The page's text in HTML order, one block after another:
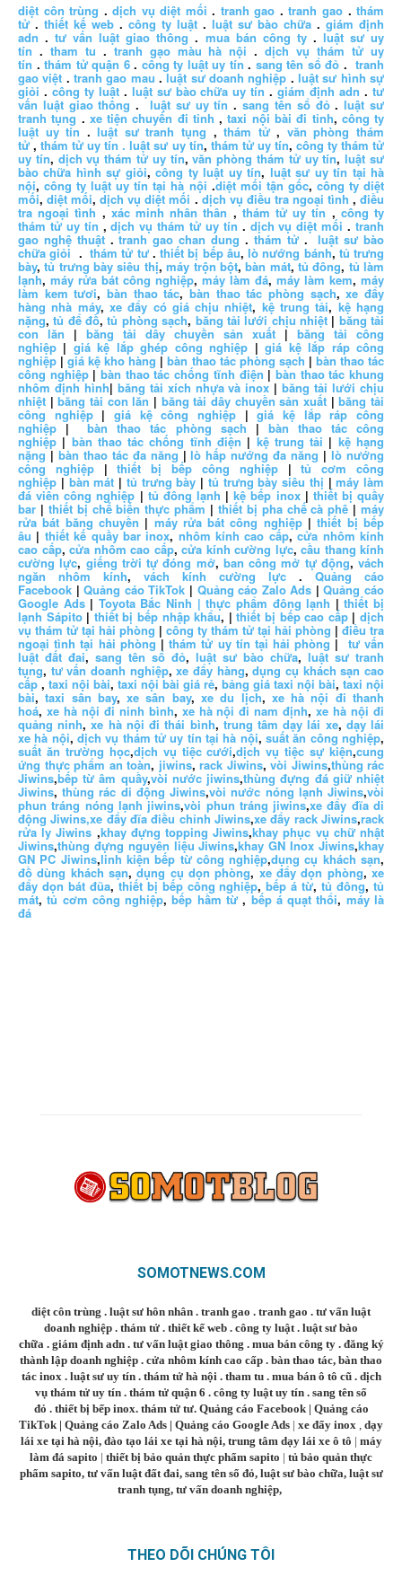
diệt côn trùng .dịch vụ diệt mối . tranh gao .tranh gao .thám
tử. thiết kế web . công ty luật . luật sư bào chữa .giám định
adn .tư vấn luật giao thông. mua bán công ty. luật sư uy
tín . tham tu .tranh gạo màu hà nội .dịch vụ thám tử uy
tín .thám tử quận 6. công ty luật uy tín . sang tên sổ đỏ .tranh
gao việt .tranh gao mau .luật sư doanh nghiệp .luật sư hình sự
giỏi . công ty luật. luật sư bào chữa uy tín .giám định adn .tư
vấn luật giao thông .luật sư uy tín .sang tên sổ đỏ.luật sư
tranh tụng . xe tiện chuyến đi tỉnh ,taxi nội bài đi tỉnh, công ty
luật uy tín .luật sư tranh tụng ,thám tử, văn phòng thám
tử,thám tử uy tín . luật sư uy tín, thám tử uy tín, công ty thám tử
uy tín, dịch vụ thám tử uy tín,văn phòng thám tử uy tín,luật sư
bào chữa hình sự giỏi,công ty luật uy tín, luật sư uy tín tại hà
nội,công ty luật uy tín tại hà nội .diệt mối tận gốc, công ty diệt
mối,diệt mối,dịch vụ diệt mối .dịch vụ điều tra ngoại tình ,điều
tra ngoại tình ,xác minh nhân thân ,thám tử uy tín , công ty
thám tử uy tín ,dịch vụ thám tử uy tín . dịch vụ diệt mối .tranh
gao nghệ thuật.tranh gao chan dung . thám tử.luật sư bào
chữa giỏi .thám tử tư.thiết bị bếp âu,lò nướng bánh, tủ trưng
bày,tủ trưng bày siêu thị,máy trộn bột,bàn mát,tủ đông, tủ làm
lạnh, máy rửa bát công nghiệp, máy làm đá, máy làm kem, máy
làm kem tươi,bàn thao tác,bàn thao tác phòng sạch,xe đẩy
hàng nhà máy, xe đẩy có giá chịu nhiệt, kệ trung tải, kệ hạng
nặng,tủ để đồ,tủ phòng sạch, băng tải lưới chịu nhiệt| băng tải
con lăn | băng tải dây chuyền sản xuất | băng tải công
nghiệp | giá kệ lắp ghép công nghiệp |giá kệ lắp ráp công
nghiệp |giá kệ kho hàng |bàn thao tác phòng sạch | bàn thao tác
công nghiệp|bàn thao tác chống tĩnh điện |bàn thao tác khung
nhôm định hình| băng tải xích nhựa và inox|băng tải lưới chịu
nhiệt |băng tải con lăn | băng tải dây chuyền sản xuất |băng tải
công nghiệp|giá kệ công nghiệp |giá kệ lắp ráp công
nghiệp |bàn thao tác phòng sạch| bàn thao tác công
nghiệp | bàn thao tác chống tĩnh điện | kệ trung tải | kệ hạng
nặng| bàn thao tác đa năng|lò hấp nướng đa năng |lò nướng
công nghiệp|thiết bị bếp công nghiệp|tủ cơm công
nghiệp |bàn mát | tủ trưng bày | tủ trưng bày siêu thị |máy làm
đá viên công nghiệp | tủ đông lạnh |kệ bếp inox| thiết bị quầy
bar | thiết bị chế biến thực phẩm | thiết bị pha chế cà phê| máy
rửa bát băng chuyền | máy rửa bát công nghiệp|thiết bị bếp
âu | thiết kế quầy bar inox, nhôm kính cao cấp,cửa nhôm kính
cao cấp, cửa nhôm cao cấp, cửa kính cường lực, cầu thang kính
cường lực, giếng trời tự đóng mở, ban công mở tự động, vách
ngăn nhôm kính, vách kính cường lực .Quảng cáo
Facebook |Quảng cáo TikTok | Quảng cáo Zalo Ads |Quảng cáo
Google Ads| Toyota Bắc Ninh | thực phẩm đông lạnh |thiết bị
lạnh Sápito |thiết bị bếp nhập khẩu, |thiết bị bếp cao cấp|dịch
vụ thám tử tại hải phòng | công ty thám tử tại hải phòng |điều tra
ngoại tình tại hải phòng |thám tử uy tín tại hải phòng | tư vấn
luật đất đai, sang tên sổ đỏ, luật sư bào chữa, luật sư tranh
tụng, tư vấn doanh nghiệp,xe đẩy hàng,dụng cụ khách sạn cao
cấp, taxi nội bài, taxi nội bài giá rẻ, bảng giá taxi nội bài, taxi nội
bài,taxi sân bay,xe sân bay,xe du lịch, xe hà nội đi thanh
hoá, xe hà nội đi ninh bình, xe hà nội đi nam định,xe hà nội đi
quảng ninh,xe hà nội đi thái bình, trung tâm dạy lái xe, dạy lái
xe hà nội,dịch vụ thám tử uy tín tại hà nội,suất ăn công nghiệp,
suất ăn trường học,dịch vụ tiệc cưới,dịch vụ tiệc sự kiện,cung
ứng thực phẩm an toàn, jiwins, rack Jiwins, vòi Jiwins,thùng rác
Jiwins,bếp từ âm quầy,vòi nước jiwins,thùng đựng đá giữ nhiệt
Jiwins,thùng rác di động Jiwins,vòi nước nóng lạnh Jiwins,vòi
phun tráng nóng lạnh jiwins,vòi phun tráng jiwins,xe đẩy đĩa di
động Jiwins,xe đẩy đĩa điều chỉnh Jiwins,xe đẩy rack Jiwins,rack
rửa ly Jiwins ,khay đựng topping Jiwins,khay phục vụ chữ nhật
Jiwins,thùng đựng nguyên liệu Jiwins,khay GN Inox Jiwins,khay
GN PC Jiwins,linh kiện bếp từ công nghiệp,dụng cụ khách sạn,
đồ dùng khách sạn,dụng cụ dọn phòng,xe đẩy dọn phòng,xe
đẩy dọn bát đũa,thiết bị bếp công nghiệp,bếp á từ,tủ đông,tủ
mát,tủ cơm công nghiệp,bếp hầm từ ,bếp á quạt thổi, máy là
đá
SOMOTNEWS.COM
diệt côn trùng . luật sư hôn nhân . tranh gao . tranh gao . tư vấn luật
doanh nghiệp . thám tử . thiết kế web . công ty luật . luật sư bào
chữa . giám định adn. tư vấn luật giao thông . mua bán công ty. đăng ký
thành lập doanh nghiệp . cửa nhôm kính cao cấp . bàn thao tác, bàn thao
tác inox . luật sư uy tín. thám tử hà nội . tham tu. mua bán ô tô cũ. dịch
vụ thám tử uy tín . thám tử quận 6 . công ty luật uy tín . sang tên sổ
đỏ . thiết bị bếp inox. thám tử tư. Quảng cáo Facebook| Quảng cáo
TikTok | Quảng cáo Zalo Ads | Quảng cáo Google Ads | xe đẩy inox
dạy
lái xe tại hà nội, đào tạo lái xe tại hà nội, trung tâm dạy lái xe ô tô | máy
làm đá sapito | thiết bị bảo quản thực phẩm sapito | tủ bảo quản thực
phẩm sapito, tư vấn luật đất đai, sang tên sổ đỏ, luật sư bào chữa, luật sư
tranh tụng, tư vấn doanh nghiệp,
THEO DÕI CHÚNG TÔI